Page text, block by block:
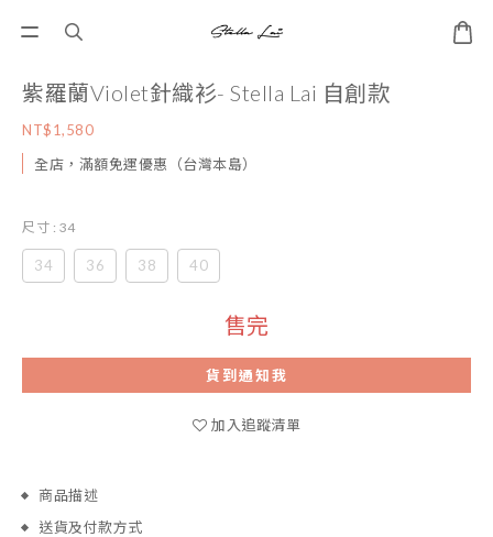
紫羅蘭Violet針織衫- Stella Lai 自創款
NT$1,580
全店，滿額免運優惠（台灣本島）
尺寸 : 34
34 36 38 40
售完
貨到通知我
加入追蹤清單
商品描述
送貨及付款方式